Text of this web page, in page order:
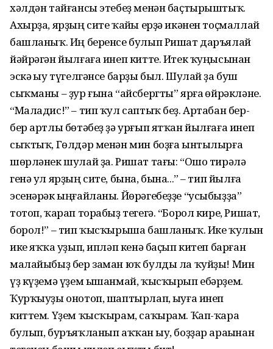
хәлдән тайғансы этебеҙ менән баҫтырыштыҡ.
Ахырҙа, ярҙың сите ҡайһы ерҙә икәнен тоҫмаллай
баш­ланыҡ. Иң беренсе булып Ришат даръялай
йәйрәгән йылғаға инеп китте. Итек ҡуңысынан
эскә һыу түгелгәнсе барҙы был. Шулай ҙа буш
сыҡманы – ҙур ғына “айсбергты” ярға һөйрәкләне.
“Маладис!” – тип ҡул саптыҡ беҙ. Артабан бер-
бер артлы бөтәбеҙ ҙә урғып ятҡан йылғаға инеп
сыҡтыҡ, Гөлдәр менән мин боҙға ынтылырға
шөрләнек шулай ҙа. Ришат тағы: “Ошо тирәлә
генә ул ярҙың сите, бына, бына...” – тип йылға
эсенәрәк ыңғайланы. Йөрәгебеҙҙе “усыбыҙҙа”
тотоп, ҡарап торабыҙ тегегә. “Борол кире, Ришат,
борол!” – тип ҡысҡырыша башланыҡ. Ике ҡулын
ике яҡҡа һуҙып, ипләп кенә баҫып китеп барған
мала­йыбыҙ бер заман юҡ булды ла ҡуйҙы! Мин
үҙ күҙемә үҙем ышанмай, ҡысҡырып ебәрҙем.
Ҡурҡыуҙы онотоп, шаптырлап, һыуға инеп
киттем. Үҙем ҡысҡырам, саҡырам. Ҡап-ҡара
булып, буръяҡланып аҡҡан һыу, боҙҙар араһынан